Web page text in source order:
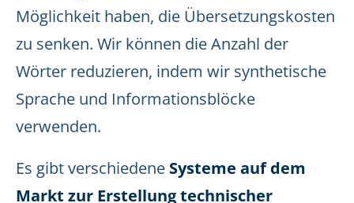
Möglichkeit haben, die Übersetzungskosten
zu senken. Wir können die Anzahl der
Wörter reduzieren, indem wir synthetische
Sprache und Informationsblöcke
verwenden.
Es gibt verschiedene Systeme auf dem
Markt zur Erstellung technischer